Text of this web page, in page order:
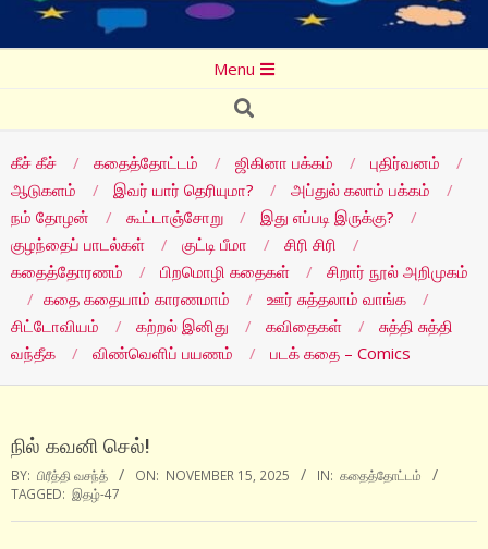
Menu
Search
கீச் கீச் கதைத்தோட்டம் ஜிகினா பக்கம்
புதிர்வனம்
ஆடுகளம்
இவர் யார் தெரியுமா?
அப்துல் கலாம் பக்கம்
நம் தோழன்
கூட்டாஞ்சோறு
இது எப்படி இருக்கு?
குழந்தைப் பாடல்கள்
குட்டி பீமா
சிரி சிரி
கதைத்தோரணம்
பிறமொழி கதைகள்
சிறார் நூல் அறிமுகம்
கதை கதையாம் காரணமாம்
ஊர் சுத்தலாம் வாங்க
சிட்டோவியம்
கற்றல் இனிது கவிதைகள்
சுத்தி சுத்தி
வந்தீக
விண்வெளிப் பயணம் படக் கதை – Comics
நில் கவனி செல்!
BY: பிரீத்தி வசந்த் ON: NOVEMBER 15, 2025 IN: கதைத்தோட்டம்
TAGGED: இதழ்-47